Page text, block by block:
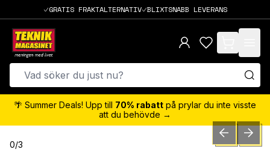
GRATIS FRAKTALTERNATIV BLIXTSNABB LEVERANS
items in cart,
🌴 Summer Deals! Upp till 70% rabatt på prylar du inte visste
att du behövde →
0/3 PREVIOUSNEXT